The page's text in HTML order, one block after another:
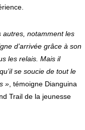
autres, notamment les
d’arrivée grâce à son
les relais. Mais il
se soucie de tout le
», témoigne Dianguina
Trail de la jeunesse